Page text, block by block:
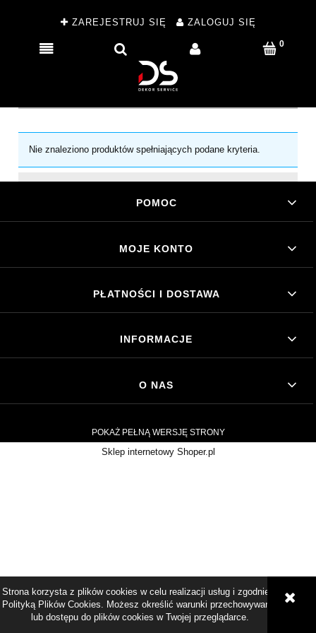
Strona korzysta z plików cookies w celu realizacji usług i zgodnie z
Polityką Plików Cookies. Możesz określić warunki przechowywania
lub dostępu do plików cookies w Twojej przeglądarce.
ZAREJESTRUJ SIĘ ZALOGUJ SIĘ
Nie znaleziono produktów spełniających podane kryteria.
POMOC
MOJE KONTO
PŁATNOŚCI I DOSTAWA
INFORMACJE
O NAS
POKAŻ PEŁNĄ WERSJĘ STRONY
Sklep internetowy Shoper.pl